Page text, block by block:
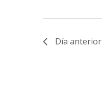
Día anterior